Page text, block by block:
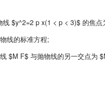
线 $y^2=2 p x(1 < p < 3)$ 的焦
线的标准方程;
$M F$ 与抛物线的另一交点为